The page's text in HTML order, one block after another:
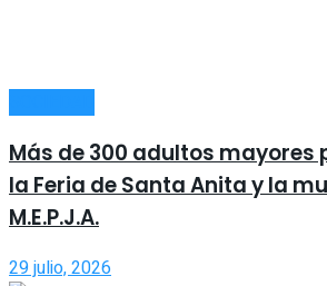
Más de 300 adultos
la Feria de Santa Anita y la
M.E.P.J.A.
29 julio, 2026